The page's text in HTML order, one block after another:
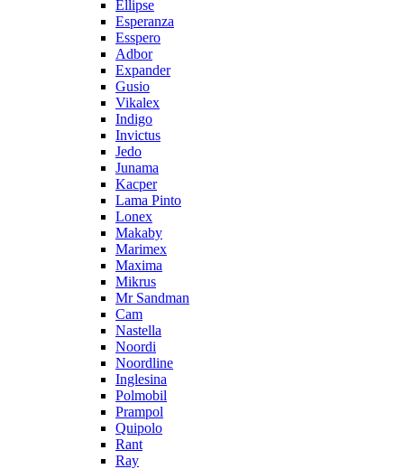
Ellipse
Esperanza
Esspero
Adbor
Expander
Gusio
Vikalex
Indigo
Invictus
Jedo
Junama
Kacper
Lama Pinto
Lonex
Makaby
Marimex
Maxima
Mikrus
Mr Sandman
Cam
Nastella
Noordi
Noordline
Inglesina
Polmobil
Prampol
Quipolo
Rant
Ray